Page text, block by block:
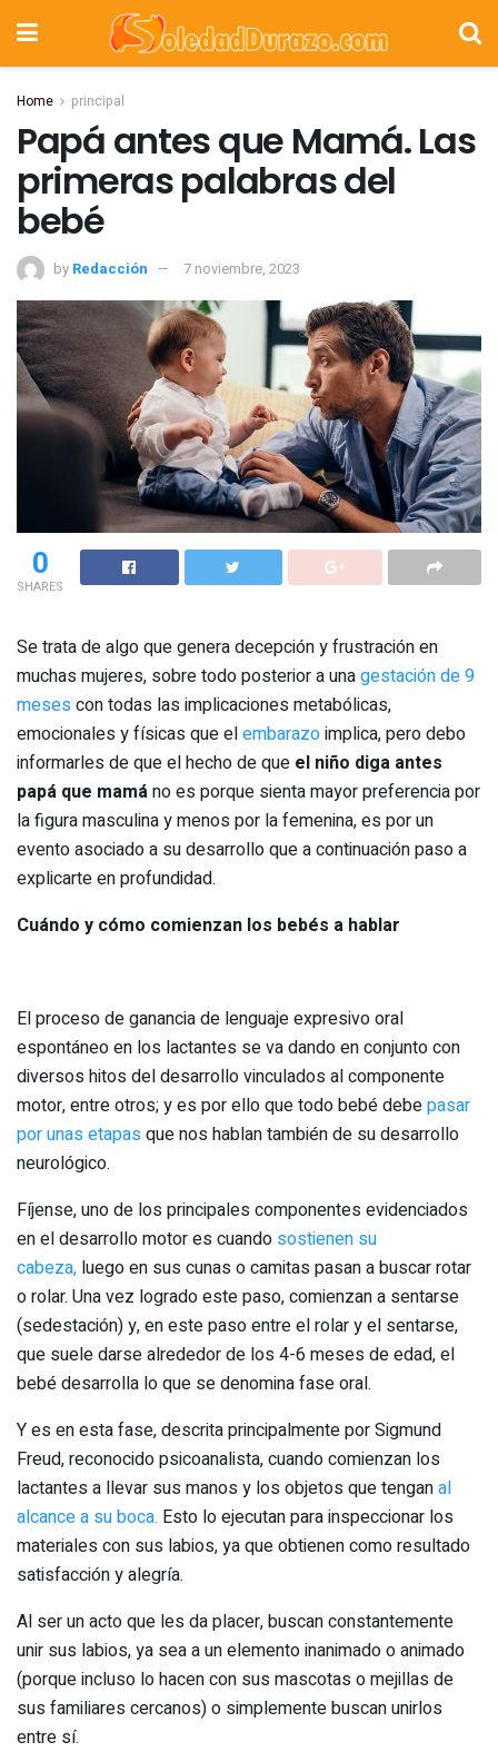
Home principal
Papá antes que Mamá. Las
primeras palabras del
bebé
by Redacción 7 noviembre, 2023
0
SHARES
Se trata de algo que genera decepción y frustración en
muchas mujeres, sobre todo posterior a unagestación de 9
meses con todas las implicaciones metabólicas,
emocionales y físicas que elembarazoimplica, pero debo
informarles de que el hecho de que el niño diga antes
papá que mamáno es porque sienta mayor preferencia por
la figura masculina y menos por la femenina, es por un
evento asociado a su desarrollo que a continuación paso a
explicarte en profundidad.
Cuándo y cómo comienzan los bebés a hablar
El proceso de ganancia de lenguaje expresivo oral
espontáneo en los lactantes se va dando en conjunto con
diversos hitos del desarrollo vinculados al componente
motor, entre otros; y es por ello que todo bebé debepasar
por unas etapas que nos hablan también de su desarrollo
neurológico.
Fíjense, uno de los principales componentes evidenciados
en el desarrollo motor es cuando sostienen su
cabeza, luego en sus cunas o camitas pasan a buscar rotar
o rolar. Una vez logrado este paso, comienzan a sentarse
(sedestación) y, en este paso entre el rolar y el sentarse,
que suele darse alrededor de los 4-6 meses de edad, el
bebé desarrolla lo que se denomina fase oral.
Y es en esta fase, descrita principalmente por Sigmund
Freud, reconocido psicoanalista, cuando comienzan los
lactantes a llevar sus manos y los objetos que tenganal
alcance a su boca. Esto lo ejecutan para inspeccionar los
materiales con sus labios, ya que obtienen como resultado
satisfacción y alegría.
Al ser un acto que les da placer, buscan constantemente
unir sus labios, ya sea a un elemento inanimado o animado
(porque incluso lo hacen con sus mascotas o mejillas de
sus familiares cercanos) o simplemente buscan unirlos
entre sí.